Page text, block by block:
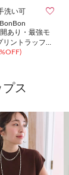
洗い可 
あり・最強モ
ントラッフル
ミワンピース
)
ス